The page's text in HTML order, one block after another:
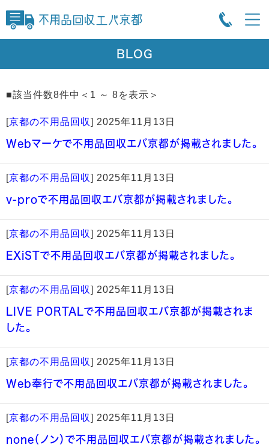
BLOG
■該当件数8件中＜1 ～ 8を表示＞
[京都の不用品回収] 2025年11月13日
Webマーケで不用品回収エバ京都が掲載されました。
[京都の不用品回収] 2025年11月13日
v-proで不用品回収エバ京都が掲載されました。
[京都の不用品回収] 2025年11月13日
EXiSTで不用品回収エバ京都が掲載されました。
[京都の不用品回収] 2025年11月13日
LIVE PORTALで不用品回収エバ京都が掲載されま
した。
[京都の不用品回収] 2025年11月13日
Web奉行で不用品回収エバ京都が掲載されました。
[京都の不用品回収] 2025年11月13日
none（ノン）で不用品回収エバ京都が掲載されました。